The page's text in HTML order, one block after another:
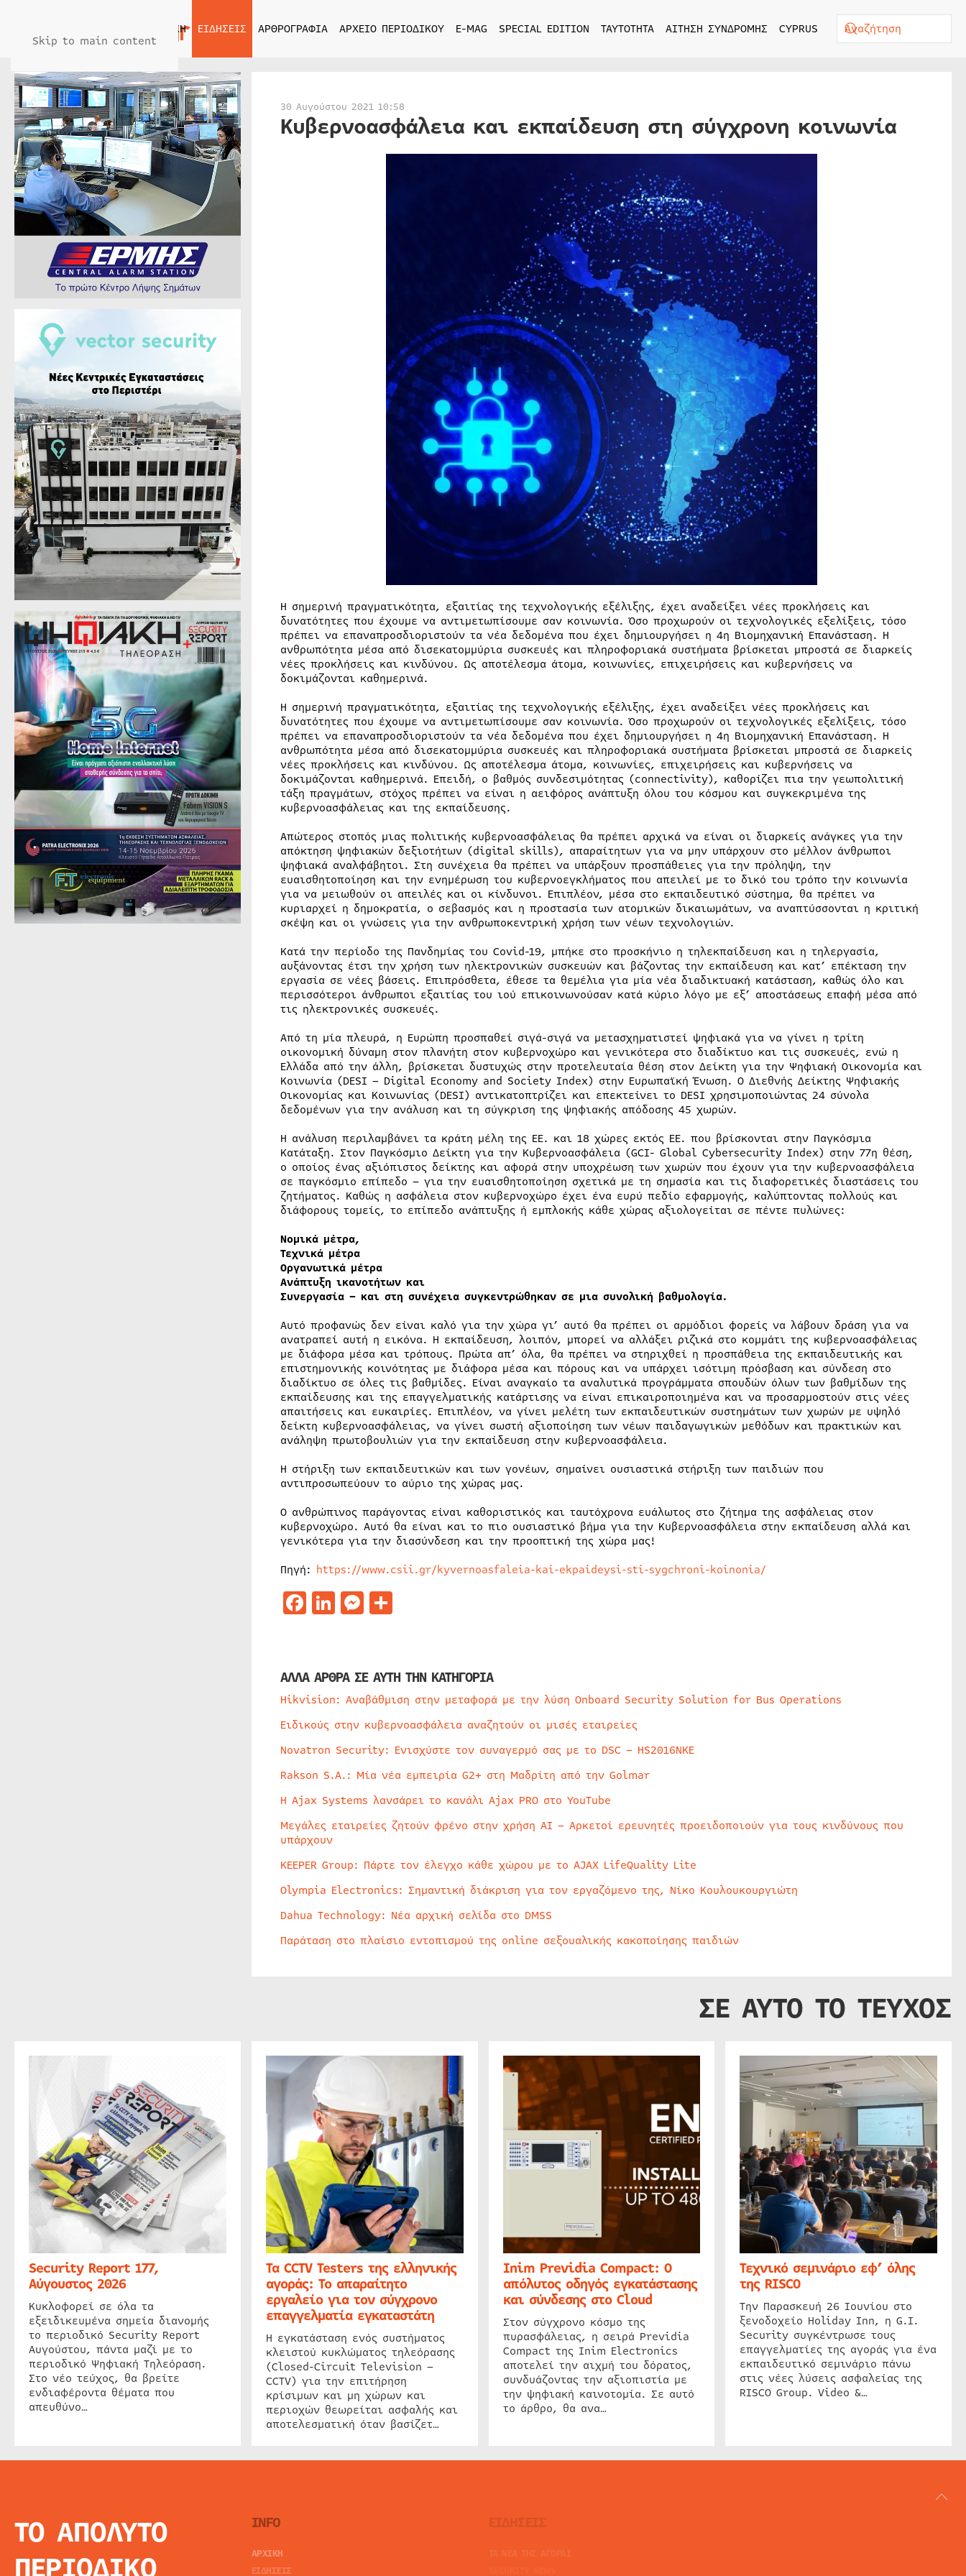
Skip to main content
ΑΡΧΙΚΗ ΕΙΔΗΣΕΙΣ ΑΡΘΡΟΓΡΑΦΙΑ ΑΡΧΕΙΟ ΠΕΡΙΟΔΙΚΟΥ E-MAG SPECIAL EDITION ΤΑΥΤΟΤΗΤΑ ΑΙΤΗΣΗ ΣΥΝΔΡΟΜΗΣ CYPRUS
30 Αυγούστου 2021 10:58
Κυβερνοασφάλεια και εκπαίδευση στη σύγχρονη κοινωνία
Η σημερινή πραγματικότητα, εξαιτίας της τεχνολογικής εξέλιξης, έχει αναδείξει νέες προκλήσεις και
δυνατότητες που έχουμε να αντιμετωπίσουμε σαν κοινωνία. Όσο προχωρούν οι τεχνολογικές εξελίξεις, τόσο
πρέπει να επαναπροσδιοριστούν τα νέα δεδομένα που έχει δημιουργήσει η 4η Βιομηχανική Επανάσταση. Η
ανθρωπότητα μέσα από δισεκατομμύρια συσκευές και πληροφοριακά συστήματα βρίσκεται μπροστά σε διαρκείς
νέες προκλήσεις και κινδύνου. Ως αποτέλεσμα άτομα, κοινωνίες, επιχειρήσεις και κυβερνήσεις να
δοκιμάζονται καθημερινά.
Η σημερινή πραγματικότητα, εξαιτίας της τεχνολογικής εξέλιξης, έχει αναδείξει νέες προκλήσεις και
δυνατότητες που έχουμε να αντιμετωπίσουμε σαν κοινωνία. Όσο προχωρούν οι τεχνολογικές εξελίξεις, τόσο
πρέπει να επαναπροσδιοριστούν τα νέα δεδομένα που έχει δημιουργήσει η 4η Βιομηχανική Επανάσταση. Η
ανθρωπότητα μέσα από δισεκατομμύρια συσκευές και πληροφοριακά συστήματα βρίσκεται μπροστά σε διαρκείς
νέες προκλήσεις και κινδύνου. Ως αποτέλεσμα άτομα, κοινωνίες, επιχειρήσεις και κυβερνήσεις να
δοκιμάζονται καθημερινά. Επειδή, ο βαθμός συνδεσιμότητας (connectivity), καθορίζει πια την γεωπολιτική
τάξη πραγμάτων, στόχος πρέπει να είναι η αειφόρος ανάπτυξη όλου του κόσμου και συγκεκριμένα της
κυβερνοασφάλειας και της εκπαίδευσης.
Απώτερος στοπός μιας πολιτικής κυβερνοασφάλειας θα πρέπει αρχικά να είναι οι διαρκείς ανάγκες για την
απόκτηση ψηφιακών δεξιοτήτων (digital skills), απαραίτητων για να μην υπάρχουν στο μέλλον άνθρωποι
ψηφιακά αναλφάβητοι. Στη συνέχεια θα πρέπει να υπάρξουν προσπάθειες για την πρόληψη, την
ευαισθητοποίηση και την ενημέρωση του κυβερνοεγκλήματος που απειλεί με το δικό του τρόπο την κοινωνία
για να μειωθούν οι απειλές και οι κίνδυνοι. Επιπλέον, μέσα στο εκπαιδευτικό σύστημα, θα πρέπει να
κυριαρχεί η δημοκρατία, ο σεβασμός και η προστασία των ατομικών δικαιωμάτων, να αναπτύσσονται η κριτική
σκέψη και οι γνώσεις για την ανθρωποκεντρική χρήση των νέων τεχνολογιών.
Κατά την περίοδο της Πανδημίας του Covid-19, μπήκε στο προσκήνιο η τηλεκπαίδευση και η τηλεργασία,
αυξάνοντας έτσι την χρήση των ηλεκτρονικών συσκευών και βάζοντας την εκπαίδευση και κατ’ επέκταση την
εργασία σε νέες βάσεις. Επιπρόσθετα, έθεσε τα θεμέλια για μία νέα διαδικτυακή κατάσταση, καθώς όλο και
περισσότεροι άνθρωποι εξαιτίας του ιού επικοινωνούσαν κατά κύριο λόγο με εξ’ αποστάσεως επαφή μέσα από
τις ηλεκτρονικές συσκευές.
Από τη μία πλευρά, η Ευρώπη προσπαθεί σιγά-σιγά να μετασχηματιστεί ψηφιακά για να γίνει η τρίτη
οικονομική δύναμη στον πλανήτη στον κυβερνοχώρο και γενικότερα στο διαδίκτυο και τις συσκευές, ενώ η
Ελλάδα από την άλλη, βρίσκεται δυστυχώς στην προτελευταία θέση στον Δείκτη για την Ψηφιακή Οικονομία και
Κοινωνία (DESI – Digital Economy and Society Index) στην Ευρωπαϊκή Ένωση. Ο Διεθνής Δείκτης Ψηφιακής
Οικονομίας και Κοινωνίας (DESI) αντικατοπτρίζει και επεκτείνει το DESI χρησιμοποιώντας 24 σύνολα
δεδομένων για την ανάλυση και τη σύγκριση της ψηφιακής απόδοσης 45 χωρών.
Η ανάλυση περιλαμβάνει τα κράτη μέλη της ΕΕ. και 18 χώρες εκτός ΕΕ. που βρίσκονται στην Παγκόσμια
Κατάταξη. Στον Παγκόσμιο Δείκτη για την Κυβερνοασφάλεια (GCI- Global Cybersecurity Index) στην 77η θέση,
ο οποίος ένας αξιόπιστος δείκτης και αφορά στην υποχρέωση των χωρών που έχουν για την κυβερνοασφάλεια
σε παγκόσμιο επίπεδο – για την ευαισθητοποίηση σχετικά με τη σημασία και τις διαφορετικές διαστάσεις του
ζητήματος. Καθώς η ασφάλεια στον κυβερνοχώρο έχει ένα ευρύ πεδίο εφαρμογής, καλύπτοντας πολλούς και
διάφορους τομείς, το επίπεδο ανάπτυξης ή εμπλοκής κάθε χώρας αξιολογείται σε πέντε πυλώνες:
Νομικά μέτρα,
Τεχνικά μέτρα
Οργανωτικά μέτρα
Ανάπτυξη ικανοτήτων και
Συνεργασία – και στη συνέχεια συγκεντρώθηκαν σε μια συνολική βαθμολογία.
Αυτό προφανώς δεν είναι καλό για την χώρα γι’ αυτό θα πρέπει οι αρμόδιοι φορείς να λάβουν δράση για να
ανατραπεί αυτή η εικόνα. Η εκπαίδευση, λοιπόν, μπορεί να αλλάξει ριζικά στο κομμάτι της κυβερνοασφάλειας
με διάφορα μέσα και τρόπους. Πρώτα απ’ όλα, θα πρέπει να στηριχθεί η προσπάθεια της εκπαιδευτικής και
επιστημονικής κοινότητας με διάφορα μέσα και πόρους και να υπάρχει ισότιμη πρόσβαση και σύνδεση στο
διαδίκτυο σε όλες τις βαθμίδες. Είναι αναγκαίο τα αναλυτικά προγράμματα σπουδών όλων των βαθμίδων της
εκπαίδευσης και της επαγγελματικής κατάρτισης να είναι επικαιροποιημένα και να προσαρμοστούν στις νέες
απαιτήσεις και ευκαιρίες. Επιπλέον, να γίνει μελέτη των εκπαιδευτικών συστημάτων των χωρών με υψηλό
δείκτη κυβερνοασφάλειας, να γίνει σωστή αξιοποίηση των νέων παιδαγωγικών μεθόδων και πρακτικών και
ανάληψη πρωτοβουλιών για την εκπαίδευση στην κυβερνοασφάλεια.
Η στήριξη των εκπαιδευτικών και των γονέων, σημαίνει ουσιαστικά στήριξη των παιδιών που
αντιπροσωπεύουν το αύριο της χώρας μας.
Ο ανθρώπινος παράγοντας είναι καθοριστικός και ταυτόχρονα ευάλωτος στο ζήτημα της ασφάλειας στον
κυβερνοχώρο. Αυτό θα είναι και το πιο ουσιαστικό βήμα για την Κυβερνοασφάλεια στην εκπαίδευση αλλά και
γενικότερα για την διασύνδεση και την προοπτική της χώρα μας!
Πηγή: https://www.csii.gr/kyvernoasfaleia-kai-ekpaideysi-sti-sygchroni-koinonia/
Facebook
LinkedIn
Messenger
Μοιραστείτε
ΑΛΛΑ ΑΡΘΡΑ ΣΕ ΑΥΤΗ ΤΗΝ ΚΑΤΗΓΟΡΙΑ
Hikvision: Αναβάθμιση στην μεταφορά με την λύση Onboard Security Solution for Bus Operations
Ειδικούς στην κυβερνοασφάλεια αναζητούν οι μισές εταιρείες
Novatron Security: Ενισχύστε τον συναγερμό σας με το DSC – HS2016NKE
Rakson S.A.: Μία νέα εμπειρία G2+ στη Μαδρίτη από την Golmar
Η Ajax Systems λανσάρει το κανάλι Ajax PRO στο YouTube
Μεγάλες εταιρείες ζητούν φρένο στην χρήση AI – Αρκετοί ερευνητές προειδοποιούν για τους κινδύνους που
υπάρχουν
KEEPER Group: Πάρτε τον έλεγχο κάθε χώρου με το AJAX LifeQuality Lite
Olympia Electronics: Σημαντική διάκριση για τον εργαζόμενο της, Νίκο Κουλουκουργιώτη
Dahua Technology: Νέα αρχική σελίδα στο DMSS
Παράταση στο πλαίσιο εντοπισμού της online σεξουαλικής κακοποίησης παιδιών
ΣΕ ΑΥΤΟ ΤΟ ΤΕΥΧΟΣ
Security Report 177,
Αύγουστος 2026
Κυκλοφορεί σε όλα τα
εξειδικευμένα σημεία διανομής
το περιοδικό Security Report
Αυγούστου, πάντα μαζί με το
περιοδικό Ψηφιακή Τηλεόραση.
Στο νέο τεύχος, θα βρείτε
ενδιαφέροντα θέματα που
απευθύνο…
Τα CCTV Testers της ελληνικής
αγοράς: Το απαραίτητο
εργαλείο για τον σύγχρονο
επαγγελματία εγκαταστάτη
Η εγκατάσταση ενός συστήματος
κλειστού κυκλώματος τηλεόρασης
(Closed-Circuit Television –
CCTV) για την επιτήρηση
κρίσιμων και μη χώρων και
περιοχών θεωρείται ασφαλής και
αποτελεσματική όταν βασίζετ…
Inim Previdia Compact: Ο
απόλυτος οδηγός εγκατάστασης
και σύνδεσης στο Cloud
Στον σύγχρονο κόσμο της
πυρασφάλειας, η σειρά Previdia
Compact της Inim Electronics
αποτελεί την αιχμή του δόρατος,
συνδυάζοντας την αξιοπιστία με
την ψηφιακή καινοτομία. Σε αυτό
το άρθρο, θα ανα…
Τεχνικό σεμινάριο εφ’ όλης
της RISCO
Την Παρασκευή 26 Ιουνίου στο
ξενοδοχείο Holiday Inn, η G.I.
Security συγκέντρωσε τους
επαγγελματίες της αγοράς για ένα
εκπαιδευτικό σεμινάριο πάνω
στις νέες λύσεις ασφαλείας της
RISCO Group. Video &…
ΤΟ ΑΠΟΛΥΤΟ
INFO
ΑΡΧΙΚΗ
ΕΙΔΗΣΕΙΣ
ΕΙΔΗΣΕΙΣ